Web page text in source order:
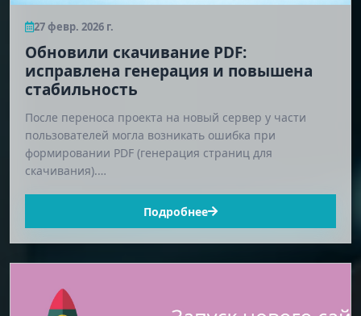
27 февр. 2026 г.
Обновили скачивание PDF:
исправлена генерация и повышена
стабильность
После переноса проекта на новый сервер у части
пользователей могла возникать ошибка при
формировании PDF (генерация страниц для
скачивания).…
Подробнее